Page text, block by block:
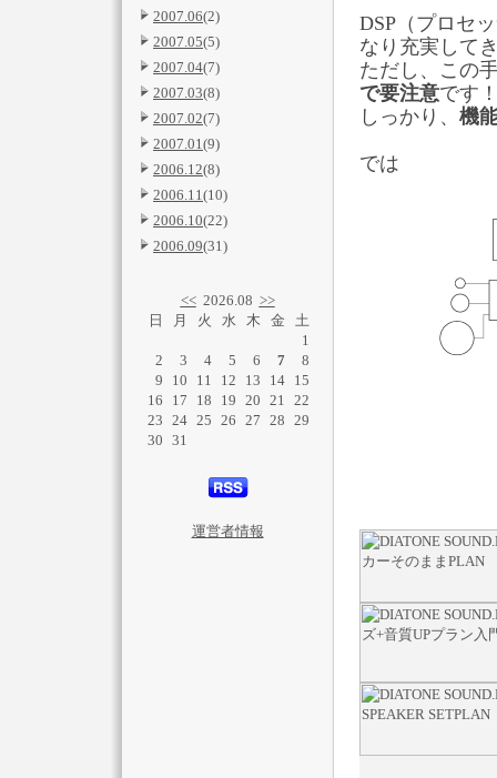
2007.06(2)
2007.05(5)
2007.04(7)
2007.03(8)
2007.02(7)
2007.01(9)
2006.12(8)
2006.11(10)
2006.10(22)
2006.09(31)
<<2026.08 >>
日
2
9
16
23
30
月
3
10
17
24
31
火
4
11
18
25
水
5
12
19
26
木
6
13
20
27
金
7
14
21
28
土
1
8
15
22
29
運営者情報
DSP（プロセ
なり充実して
ただし、この
で要注意です
しっかり、 機
では